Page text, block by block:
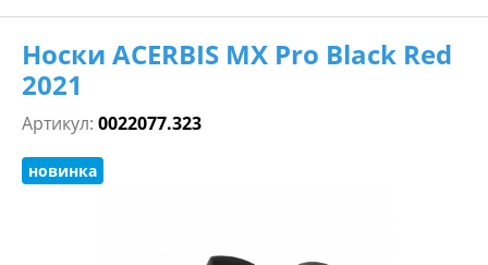
Носки ACERBIS MX Pro Black Red
2021
Артикул: 0022077.323
новинка